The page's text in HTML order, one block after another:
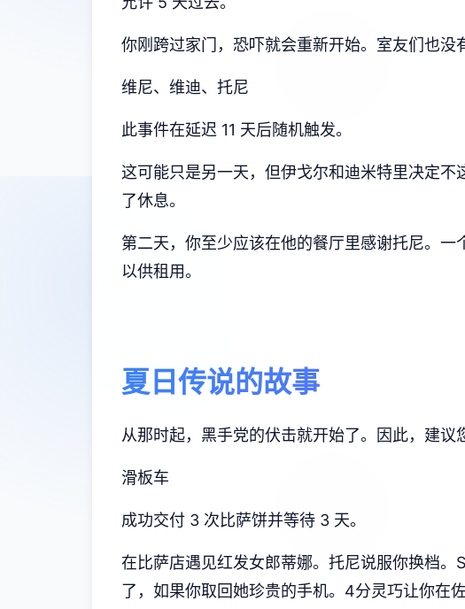
你刚跨过家门，恐吓就会重新开始。室友们也没
维尼、维迪、托尼
此事件在延迟 11 天后随机触发。
这可能只是另一天，但伊戈尔和迪米特里决定
了休息。
第二天，你至少应该在他的餐厅里感谢托尼。
以供租用。
夏日传说的故事
从那时起，黑手党的伏击就开始了。因此，建议
滑板车
成功交付 3 次比萨饼并等待 3 天。
在比萨店遇见红发女郎蒂娜。托尼说服你换档
了，如果你取回她珍贵的手机。4分灵巧让你在